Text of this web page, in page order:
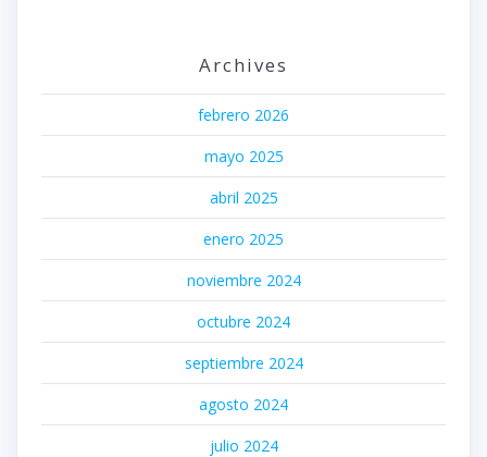
Archives
febrero 2026
mayo 2025
abril 2025
enero 2025
noviembre 2024
octubre 2024
septiembre 2024
agosto 2024
julio 2024